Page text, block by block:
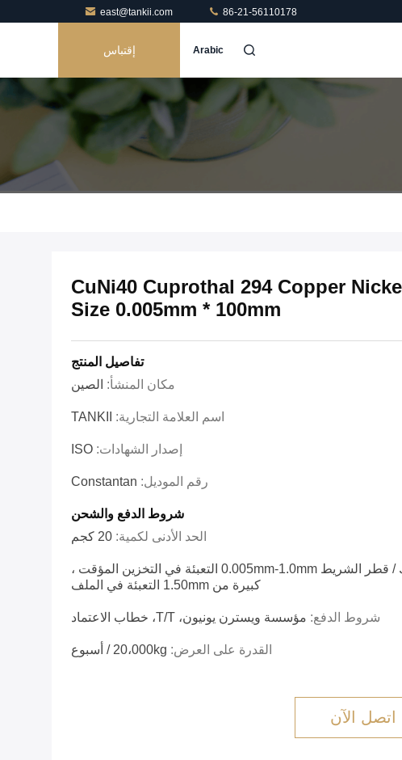
east@tankii.com 86-21-56110178
Arabic إقتباس
CuNi40 Cuprothal 294 Copper
Size 0.005mm * 100mm
تفاصيل المنتج
مكان المنشأ: الصين
اسم العلامة التجارية: TANKII
إصدار الشهادات: ISO
رقم الموديل: Constantan
شروط الدفع والشحن
الحد الأدنى لكمية: 20 كجم
الشريط / سلك / قطر الشريط 0.005mm-1.0mm التعبئة في التخزين المؤقت ،
كبيرة من 1.50mm التعبئة في الملف
شروط الدفع: مؤسسة ويسترن يونيون، T/T، خطاب الاعتماد
القدرة على العرض: 20،000kg / أسبوع
اتصل الآن